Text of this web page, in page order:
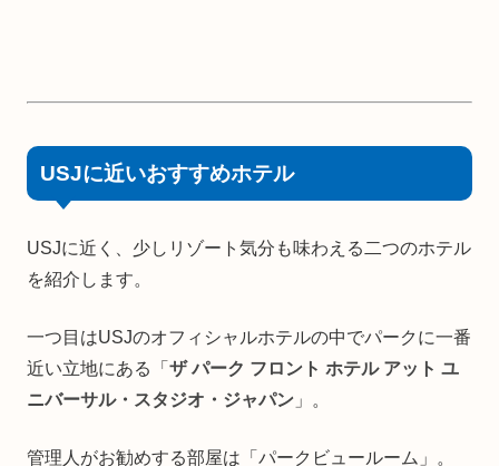
USJに近いおすすめホテル
USJに近く、少しリゾート気分も味わえる二つのホテル
を紹介します。
一つ目はUSJのオフィシャルホテルの中でパークに一番
近い立地にある「 ザ パーク フロント ホテル アット ユ
ニバーサル・スタジオ・ジャパン 」。
管理人がお勧めする部屋は「パークビュールーム」。